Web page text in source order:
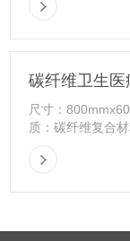
碳纤维卫生医
尺寸：
质：碳纤维复合